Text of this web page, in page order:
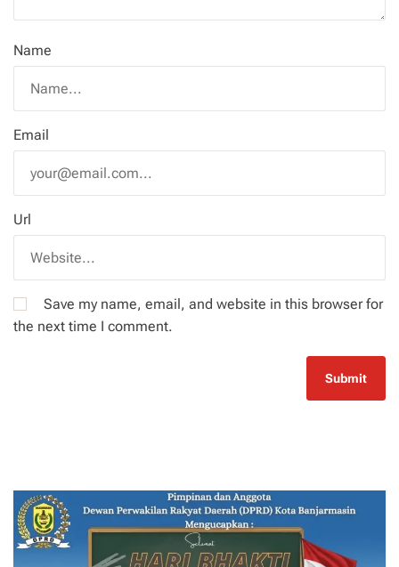
Name
Email
Url
Save my name, email, and website in this browser for
the next time I comment.